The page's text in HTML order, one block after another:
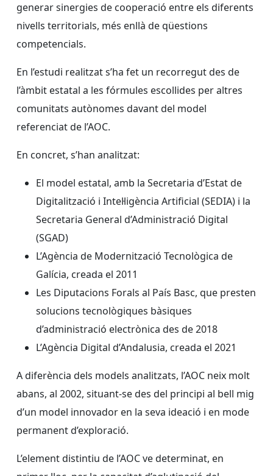
generar sinergies de cooperació entre els diferents
nivells territorials, més enllà de qüestions
competencials.
En l’estudi realitzat s’ha fet un recorregut des de
l’àmbit estatal a les fórmules escollides per altres
comunitats autònomes davant del model
referenciat de l’AOC.
En concret, s’han analitzat:
El model estatal, amb la Secretaria d’Estat de
Digitalització i Intel·ligència Artificial (SEDIA) i la
Secretaria General d’Administració Digital
(SGAD)
L’Agència de Modernització Tecnològica de
Galícia, creada el 2011
Les Diputacions Forals al País Basc, que presten
solucions tecnològiques bàsiques
d’administració electrònica des de 2018
L’Agència Digital d’Andalusia, creada el 2021
A diferència dels models analitzats, l’AOC neix molt
abans, al 2002, situant-se des del principi al bell mig
d’un model innovador en la seva ideació i en mode
permanent d’exploració.
L’element distintiu de l’AOC ve determinat, en